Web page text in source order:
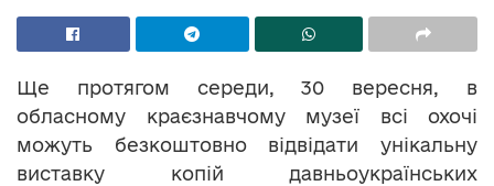
Ще протягом середи, 30 вересня, в
обласному краєзнавчому музеї всі охочі
можуть безкоштовно відвідати унікальну
виставку копій давньоукраїнських